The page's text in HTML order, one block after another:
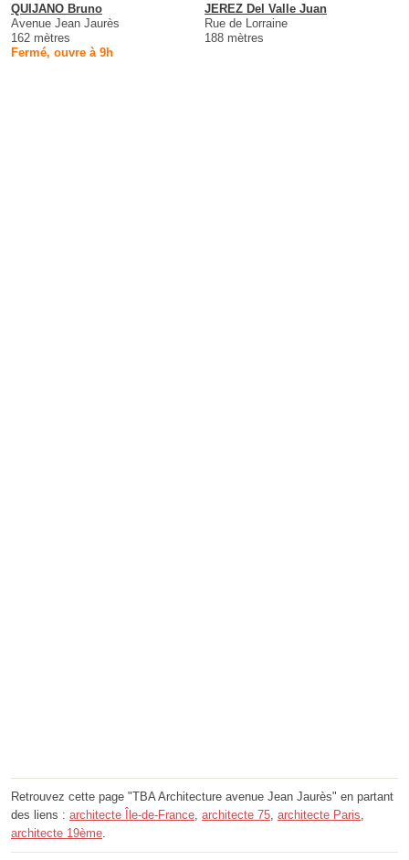
QUIJANO Bruno
Avenue Jean Jaurès
162 mètres
Fermé, ouvre à 9h
JEREZ Del Valle Juan
Rue de Lorraine
188 mètres
Retrouvez cette page "TBA Architecture avenue Jean Jaurès" en partant
des liens : architecte Île-de-France architecte 75 architecte Paris
architecte 19ème